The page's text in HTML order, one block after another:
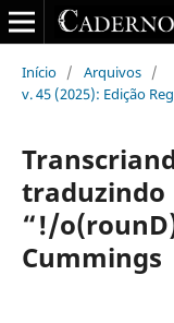
Início / Arquivos /
v. 45 (2025): Edição
traduzindo
“!/
Cummings